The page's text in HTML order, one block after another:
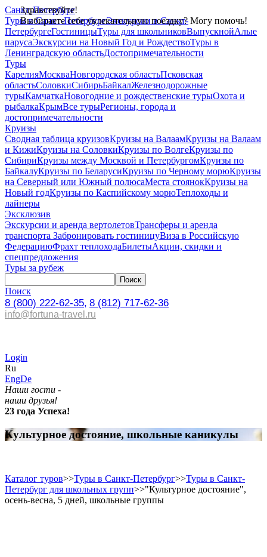
Здравствуйте!
Выбираете себе увлекательную поездку? Могу помочь!
Санкт-Петербург
Туры в Санкт-ПетербургЭкскурсии в Санкт-
ПетербургеГостиницыТуры для школьниковВыпускнойАлые
парусаЭкскурсии на Новый Год и РождествоТуры в
Ленинградскую областьДостопримечательности
Туры
КарелияМоскваНовгородская областьПсковская
областьСоловкиСибирьБайкалЖелезнодорожные
турыКамчаткаНовогодние и рождественские турыОхота и
рыбалкаКрымВсе турыРегионы, города и
достопримечательности
Круизы
Сводная таблица круизовКруизы на ВалаамКруизы на Валаам
и КижиКруизы на СоловкиКруизы по ВолгеКруизы по
СибириКруизы между Москвой и ПетербургомКруизы по
БайкалуКруизы по БеларусиКруизы по Черному морюКруизы
на Северный или Южный полюсаМеста стоянокКруизы на
Новый годКруизы по Каспийскому морюТеплоходы и
лайнеры
Эксклюзив
Экскурсии и аренда вертолетовТрансферы и аренда
транспорта Забронировать гостиницуВиза в Российскую
ФедерациюФрахт теплоходаБилетыАкции, скидки и
спецпредложения
Туры за рубеж
Поиск
8 (800) 222-62-35, 8 (812) 717-62-36
info@fortuna-travel.ru
Login
Ru
EngDe
Наши гости -
наши друзья!
23 года Успеха!
Культурное достояние, школьные каникулы
Каталог туров>>Туры в Санкт-Петербург>>Туры в Санкт-
Петербург для школьных групп>>"Культурное достояние",
осень-весна, 5 дней, школьные группы